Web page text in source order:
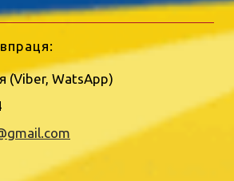
(Viber, WatsApp)